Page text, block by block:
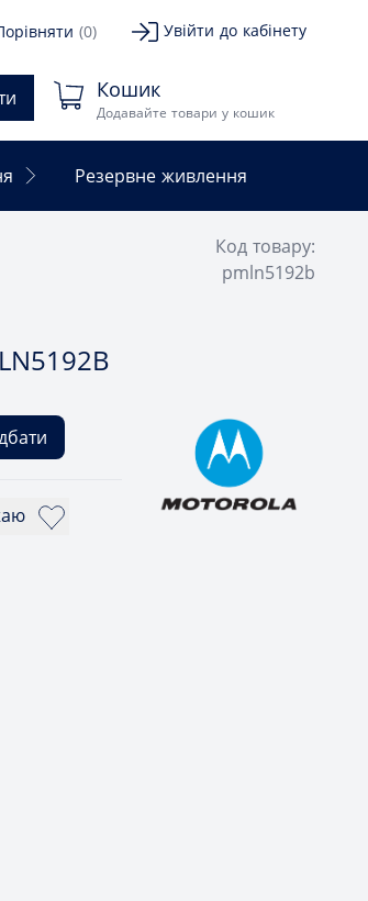
(0) Увійти до кабінету
Кошик
Додавайте товари у кошик
Резервне живлення
Код товару:
pmln5192b